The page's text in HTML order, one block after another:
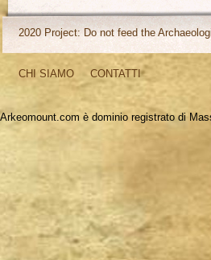
2020 Project: Do not feed the
CHI SIAMO CONTATTI
Arkeomount.com è dominio registrato di